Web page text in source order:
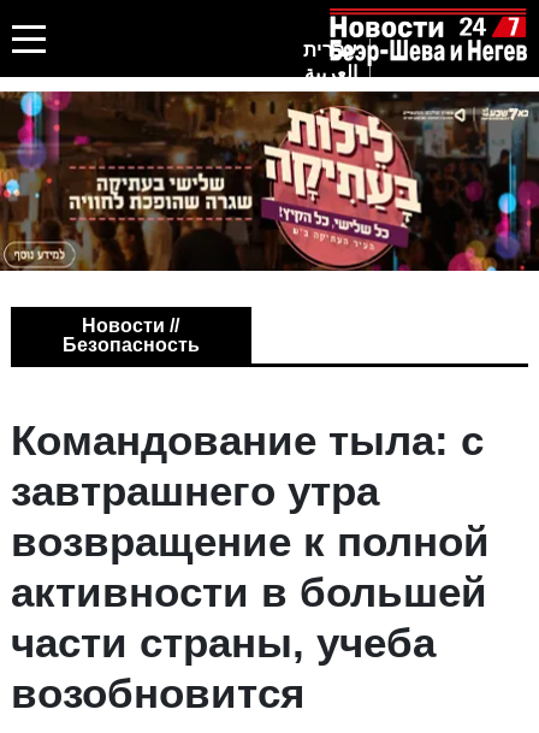
עברית
العربية
Новости //
Безопасность
Командование тыла: с
завтрашнего утра
возвращение к полной
активности в большей
части страны, учеба
возобновится